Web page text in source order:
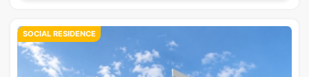
SOCIAL RESIDENCE